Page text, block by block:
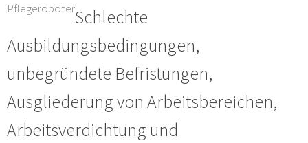
PflegeroboterSchlechte
Ausbildungsbedingungen,
unbegründete Befristungen,
Ausgliederung von Arbeitsbereichen,
Arbeitsverdichtung und